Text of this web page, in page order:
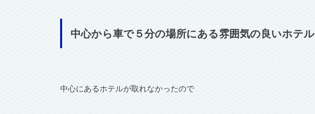
中心から車で５分の場所にある雰囲気の良いホテル
中心にあるホテルが取れなかったので